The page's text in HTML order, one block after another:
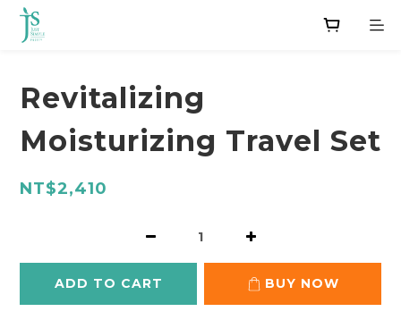
Revitalizing
Moisturizing Travel Set
NT$2,410
ADD TO CART BUY NOW